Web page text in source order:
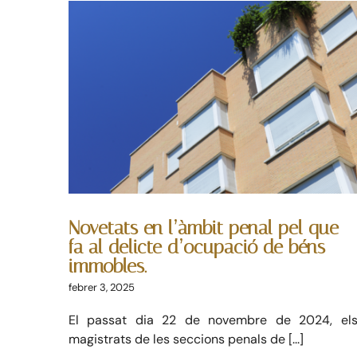
Novetats en l’àmbit
penal pel que fa al
delicte d’ocupació de
béns immobles.
Dret immobiliari
Novetats en l’àmbit penal pel que
fa al delicte d’ocupació de béns
immobles.
febrer 3, 2025
El passat dia 22 de novembre de 2024, els
magistrats de les seccions penals de [...]